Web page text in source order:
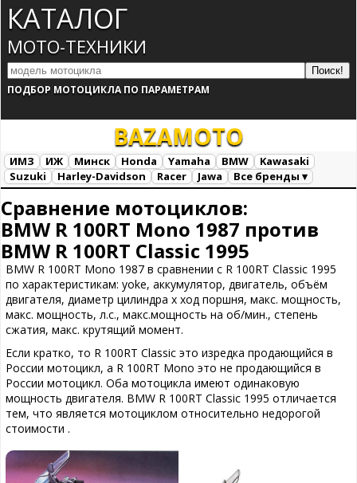
КАТАЛОГ
МОТО-ТЕХНИКИ
ПОДБОР МОТОЦИКЛА ПО ПАРАМЕТРАМ
BAZAMOTO
ИМЗ ИЖ Минск Honda Yamaha BMW
Kawasaki
Suzuki
Harley-Davidson Racer Jawa
Все бренды ▾
Сравнение мотоциклов:
BMW R 100RT Mono 1987 против
BMW R 100RT Classic 1995
BMW R 100RT Mono 1987 в сравнении с R 100RT Classic 1995
по характеристикам: yoke, аккумулятор, двигатель, объём
двигателя, диаметр цилиндра х ход поршня, макс. мощность,
макс. мощность, л.с., макс.мощность на об/мин., степень
сжатия, макс. крутящий момент.
Если кратко, то R 100RT Classic это изредка продающийся в
России мотоцикл, а R 100RT Mono это не продающийся в
России мотоцикл. Оба мотоцикла имеют одинаковую
мощность двигателя. BMW R 100RT Classic 1995 отличается
тем, что является мотоциклом относительно недорогой
стоимости .